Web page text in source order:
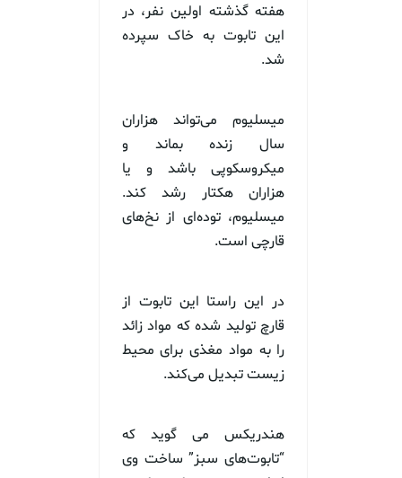
هفته گذشته اولین نفر، در
این تابوت به خاک سپرده
شد.
میسلیوم می‌تواند هزاران
سال زنده بماند و
میکروسکوپی باشد و یا
هزاران هکتار رشد کند.
میسلیوم، توده‌ای از نخ‌های
قارچی است.
در این راستا این تابوت از
قارچ تولید شده که مواد زائد
را به مواد مغذی برای محیط
زیست تبدیل می‌کند.
هندریکس می گوید که
“تابوت‌های سبز” ساخت وی